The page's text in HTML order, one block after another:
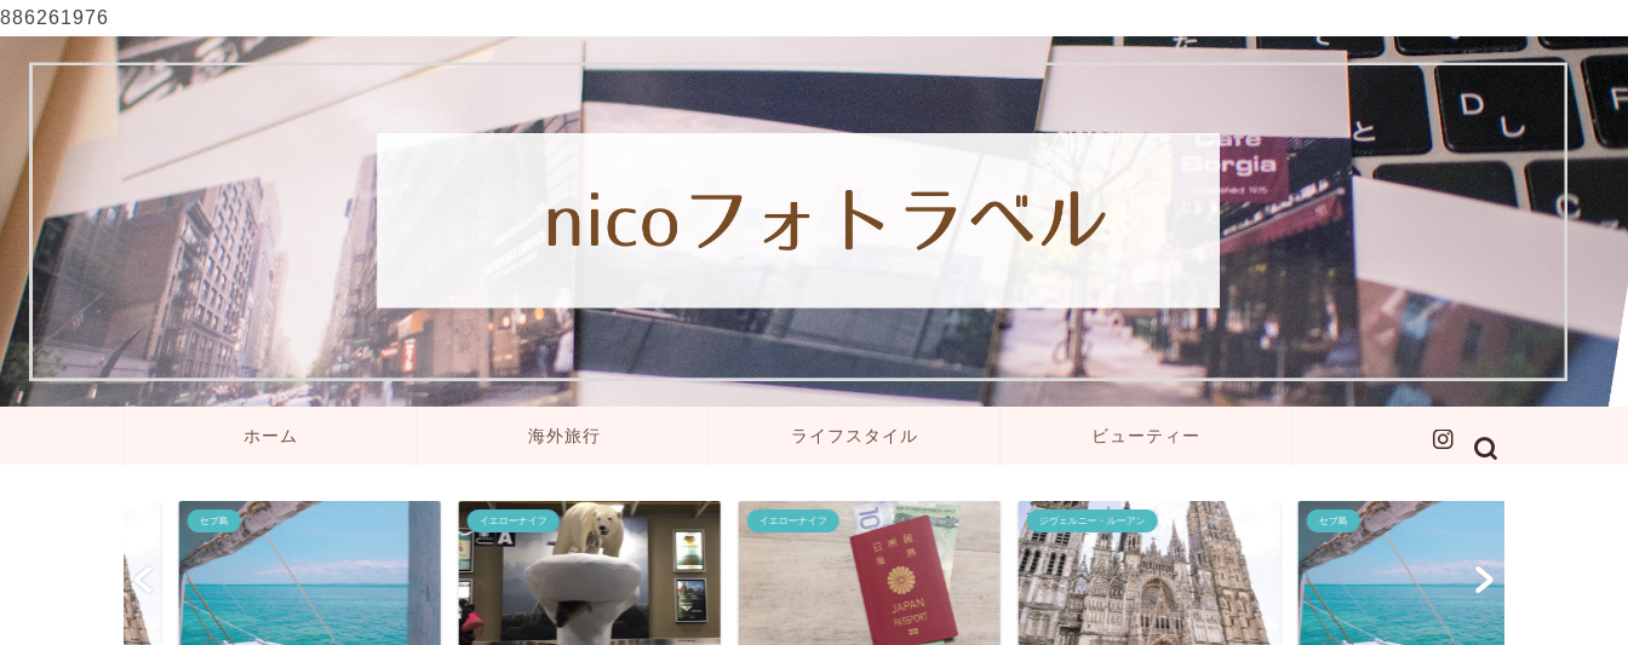
886261976
ホーム 海外旅行 ライフスタイル ビューティー
イエローナイフ イエローナイフ ジヴェルニー・ルーアン